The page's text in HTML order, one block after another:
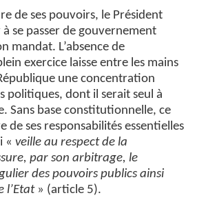
de ses pouvoirs, le Président
se passer de gouvernement
mandat. L’absence de
exercice laisse entre les mains
une concentration
politiques, dont il serait seul à
Sans base constitutionnelle, ce
de ses responsabilités essentielles
« veille au respect de la
par son arbitrage, le
des pouvoirs publics ainsi
l’Etat» (article 5).